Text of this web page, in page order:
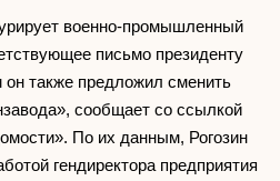
военно-промышленный
письмо президенту
также предложил сменить
сообщает со ссылкой
По их данным, Рогозин
гендиректора предприятия